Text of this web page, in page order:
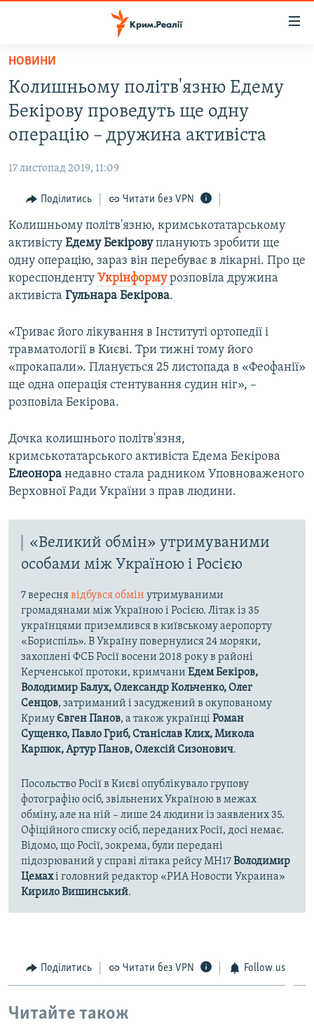
Перейти
основного
матеріалу
Перейти
до
основної
Перейти
пошуку
ВІДЕО ТА ФОТО
БЛОГИ
ПОГЛЯД
ІНТЕРВ'Ю
ВСЕ ЗА ДЕНЬ
СПЕЦПРОЕКТИ
ДЕПОРТАЦІЯ
ВІДЕОУРОКИ «ELIFBE»
СВІДЧЕННЯ ОКУПАЦІЇ
УКРАЇНСЬКА ПРОБЛЕМА КРИМУ
ІНФОГРАФІКА
ЯК ОБІЙТИ БЛОКУВАННЯ
Русский
Qırımtatar
ДОЛУЧАЙСЯ!
Усі сайти RFE/RL
НОВИНИ
Колишньому політв'язню Едему
Бекірову проведуть ще одну
операцію – дружина активіста
17 листопад 2019, 11:09
Поділитись Читати без VPN
Колишньому політв'язню, кримськотатарському
активісту Едему Бекіровупланують зробити ще
одну операцію, зараз він перебуває в лікарні. Про це
кореспонденту Укрінформурозповіла дружина
активіста Гульнара Бекірова.
«Триває його лікування в Інституті ортопедії і
травматології в Києві. Три тижні тому його
«прокапали». Планується 25 листопада в «Феофанії»
ще одна операція стентування судин ніг», –
розповіла Бекірова.
Дочка колишнього політв'язня,
кримськотатарського активіста Едема Бекірова
Елеонора недавно стала радником Уповноваженого
Верховної Ради України з прав людини.
«Великий обмін» утримуваними
особами між Україною і Росією
7 вереснявідбувся обмін утримуваними
громадянами між Україною і Росією. Літак із 35
українцями приземлився в київському аеропорту
«Бориспіль». В Україну повернулися 24 моряки,
захоплені ФСБ Росії восени 2018 року в районі
Керченської протоки, кримчани Едем Бекіров,
Володимир Балух, Олександр Кольченко, Олег
Сенцов, затриманий і засуджений в окупованому
КримуЄвген Панов, а також українці Роман
Сущенко, Павло Гриб, Станіслав Клих, Микола
Карпюк, Артур Панов, Олексій Сизонович.
Посольство Росії в Києві опублікувало групову
фотографію осіб, звільнених Україною в межах
обміну, але на ній – лише 24 людини із заявлених 35.
Офіційного списку осіб, переданих Росії, досі немає.
Відомо, що Росії, зокрема, були передані
підозрюваний у справі літака рейсу MH17Володимир
Цемахі головний редактор «РИА Новости Украина»
Кирило Вишинський.
Поділитись Читати без VPN Follow us
Читайте також